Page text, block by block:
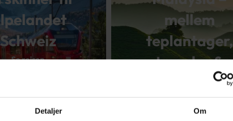
Detaljer Om
Schweiz
Se rejsen
mellem
teplantager,
templer &
tropeøer